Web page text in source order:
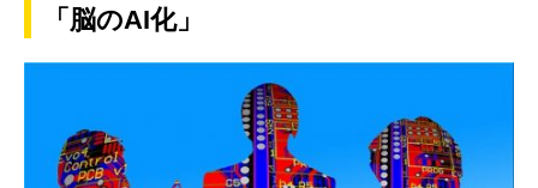
「脳のAI化」